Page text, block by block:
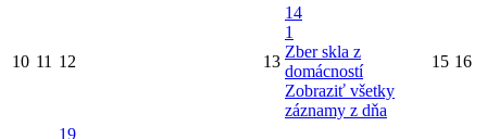
10 11 12 13
14
1
Zber skla z
domácností
Zobraziť všetky
záznamy z dňa
15 16
19